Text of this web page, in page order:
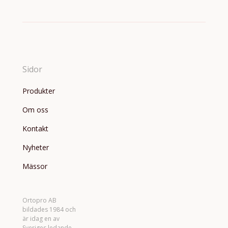
Sidor
Produkter
Om oss
Kontakt
Nyheter
Mässor
Ortopro AB
bildades 1984 och
är idag en av